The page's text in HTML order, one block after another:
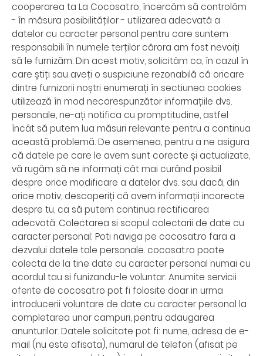
cooperarea ta La Cocosat.ro, încercăm să controlăm
- în măsura posibilităților - utilizarea adecvată a
datelor cu caracter personal pentru care suntem
responsabili în numele terților cărora am fost nevoiți
să le furnizăm. Din acest motiv, solicităm ca, în cazul în
care știți sau aveți o suspiciune rezonabilă că oricare
dintre furnizorii noștri enumerați în sectiunea cookies
utilizează în mod necorespunzător informațiile dvs.
personale, ne-ați notifica cu promptitudine, astfel
încât să putem lua măsuri relevante pentru a continua
această problemă. De asemenea, pentru a ne asigura
că datele pe care le avem sunt corecte și actualizate,
vă rugăm să ne informați cât mai curând posibil
despre orice modificare a datelor dvs. sau dacă, din
orice motiv, descoperiți că avem informații incorecte
despre tu, ca să putem continua rectificarea
adecvată. Colectarea si scopul colectarii de date cu
caracter personal: Poti naviga pe cocosat.ro fara a
dezvalui datele tale personale. cocosat.ro poate
colecta de la tine date cu caracter personal numai cu
acordul tau si funizandu-le voluntar. Anumite servicii
oferite de cocosat.ro pot fi folosite doar in urma
introducerii voluntare de date cu caracter personal la
completarea unor campuri, pentru adaugarea
anunturilor. Datele solicitate pot fi: nume, adresa de e-
mail (nu este afisata), numarul de telefon (afisat pe